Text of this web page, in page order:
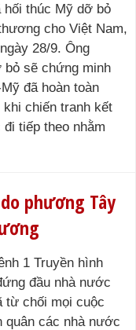
hối thúc Mỹ dỡ bỏ
cho Việt Nam,
28/9. Ông
bỏ sẽ chứng minh
đã hoàn toàn
chiến tranh kết
tiếp theo nhằm
phương Tây
1 Truyền hình
đầu nhà nước
từ chối mọi cuộc
các nhà nước